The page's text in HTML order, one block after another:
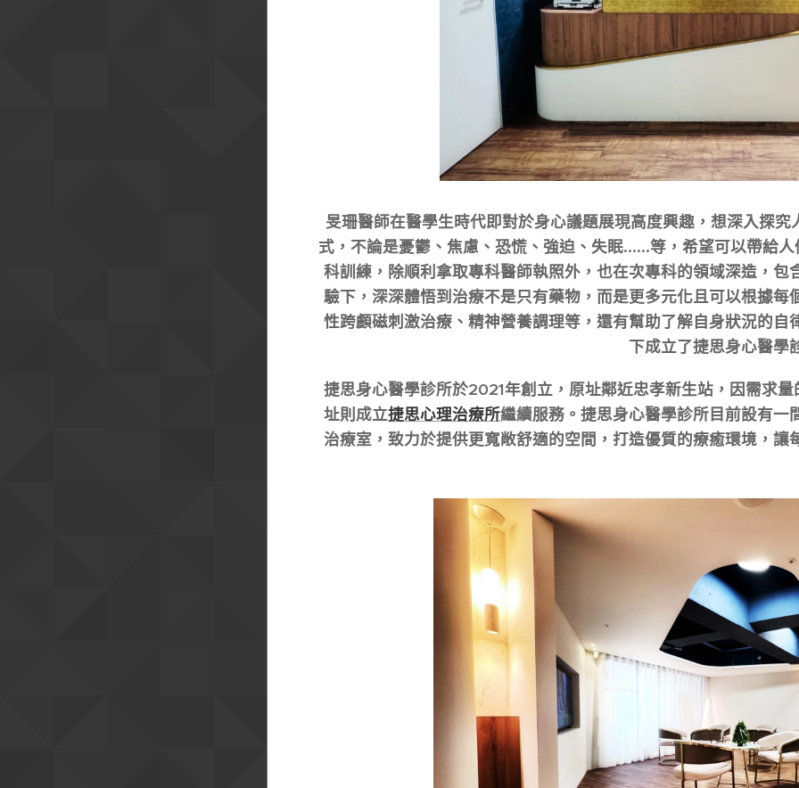
旻珊醫師在醫學生時代即對於身心議題展現高度興趣，想深入探
式，不論是憂鬱、焦慮、恐慌、強迫、失眠......等，希望可以帶給
科訓練，除順利拿取專科醫師執照外，也在次專科的領域深造，
驗下，深深體悟到治療不是只有藥物，而是更多元化且可以根據
性跨顱磁刺激治療、精神營養調理等，還有幫助了解自身狀況的
下成立了捷思身心醫學
捷思身心醫學診所於2021年創立，原址鄰近忠孝新生站，因需求
址則成立捷思心理治療所繼續服務。捷思身心醫學診所目前設有
治療室， 致力於提供更寬敞舒適的空間，打造優質的療癒環境，